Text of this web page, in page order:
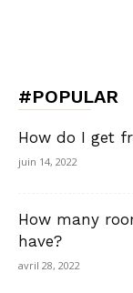
#POPULAR
How do I get
juin 14, 2022
How many
have?
avril 28, 2022